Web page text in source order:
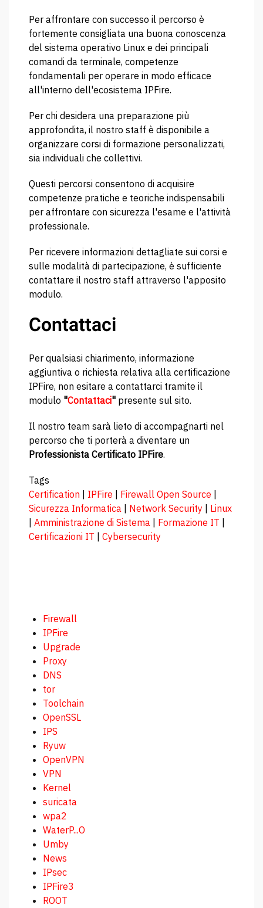
Per affrontare con successo il percorso è
fortemente consigliata una buona conoscenza
del sistema operativo Linux e dei principali
comandi da terminale, competenze
fondamentali per operare in modo efficace
all'interno dell'ecosistema IPFire.
Per chi desidera una preparazione più
approfondita, il nostro staff è disponibile a
organizzare corsi di formazione personalizzati,
sia individuali che collettivi.
Questi percorsi consentono di acquisire
competenze pratiche e teoriche indispensabili
per affrontare con sicurezza l'esame e l'attività
professionale.
Per ricevere informazioni dettagliate sui corsi e
sulle modalità di partecipazione, è sufficiente
contattare il nostro staff attraverso l'apposito
modulo.
Contattaci
Per qualsiasi chiarimento, informazione
aggiuntiva o richiesta relativa alla certificazione
IPFire, non esitare a contattarci tramite il
modulo "Contattaci" presente sul sito.
Il nostro team sarà lieto di accompagnarti nel
percorso che ti porterà a diventare un
Professionista Certificato IPFire.
Tags
Certification
IPFire Firewall Open Source
Sicurezza Informatica
Network Security
Linux
Amministrazione di Sistema Formazione IT
Certificazioni IT
Cybersecurity
Firewall
IPFire
Upgrade
Proxy
DNS
tor
Toolchain
OpenSSL
IPS
Ryuw
OpenVPN
VPN
Kernel
suricata
wpa2
WaterP...O
Umby
News
IPsec
IPFire3
ROOT